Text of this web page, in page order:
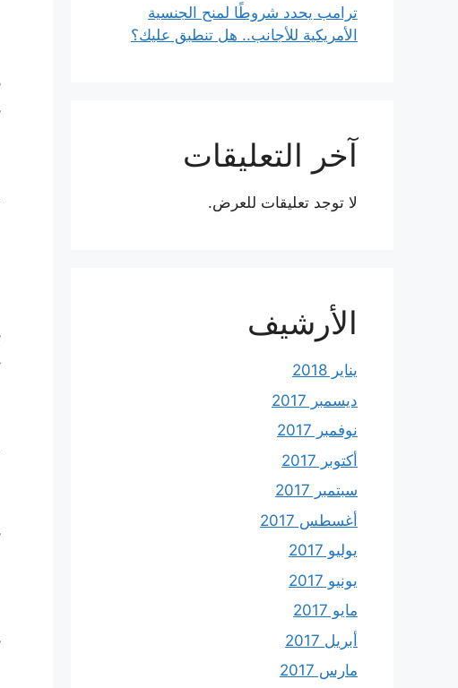
ترامب يحدد شروطًا لمنح الجنسية
الأمريكية للأجانب.. هل تنطبق عليك؟
آخر التعليقات
لا توجد تعليقات للعرض.
الأرشيف
يناير 2018
ديسمبر 2017
نوفمبر 2017
أكتوبر 2017
سبتمبر 2017
أغسطس 2017
يوليو 2017
يونيو 2017
مايو 2017
أبريل 2017
مارس 2017